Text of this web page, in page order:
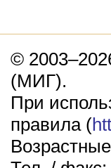
©
(МИГ).
При
правила (